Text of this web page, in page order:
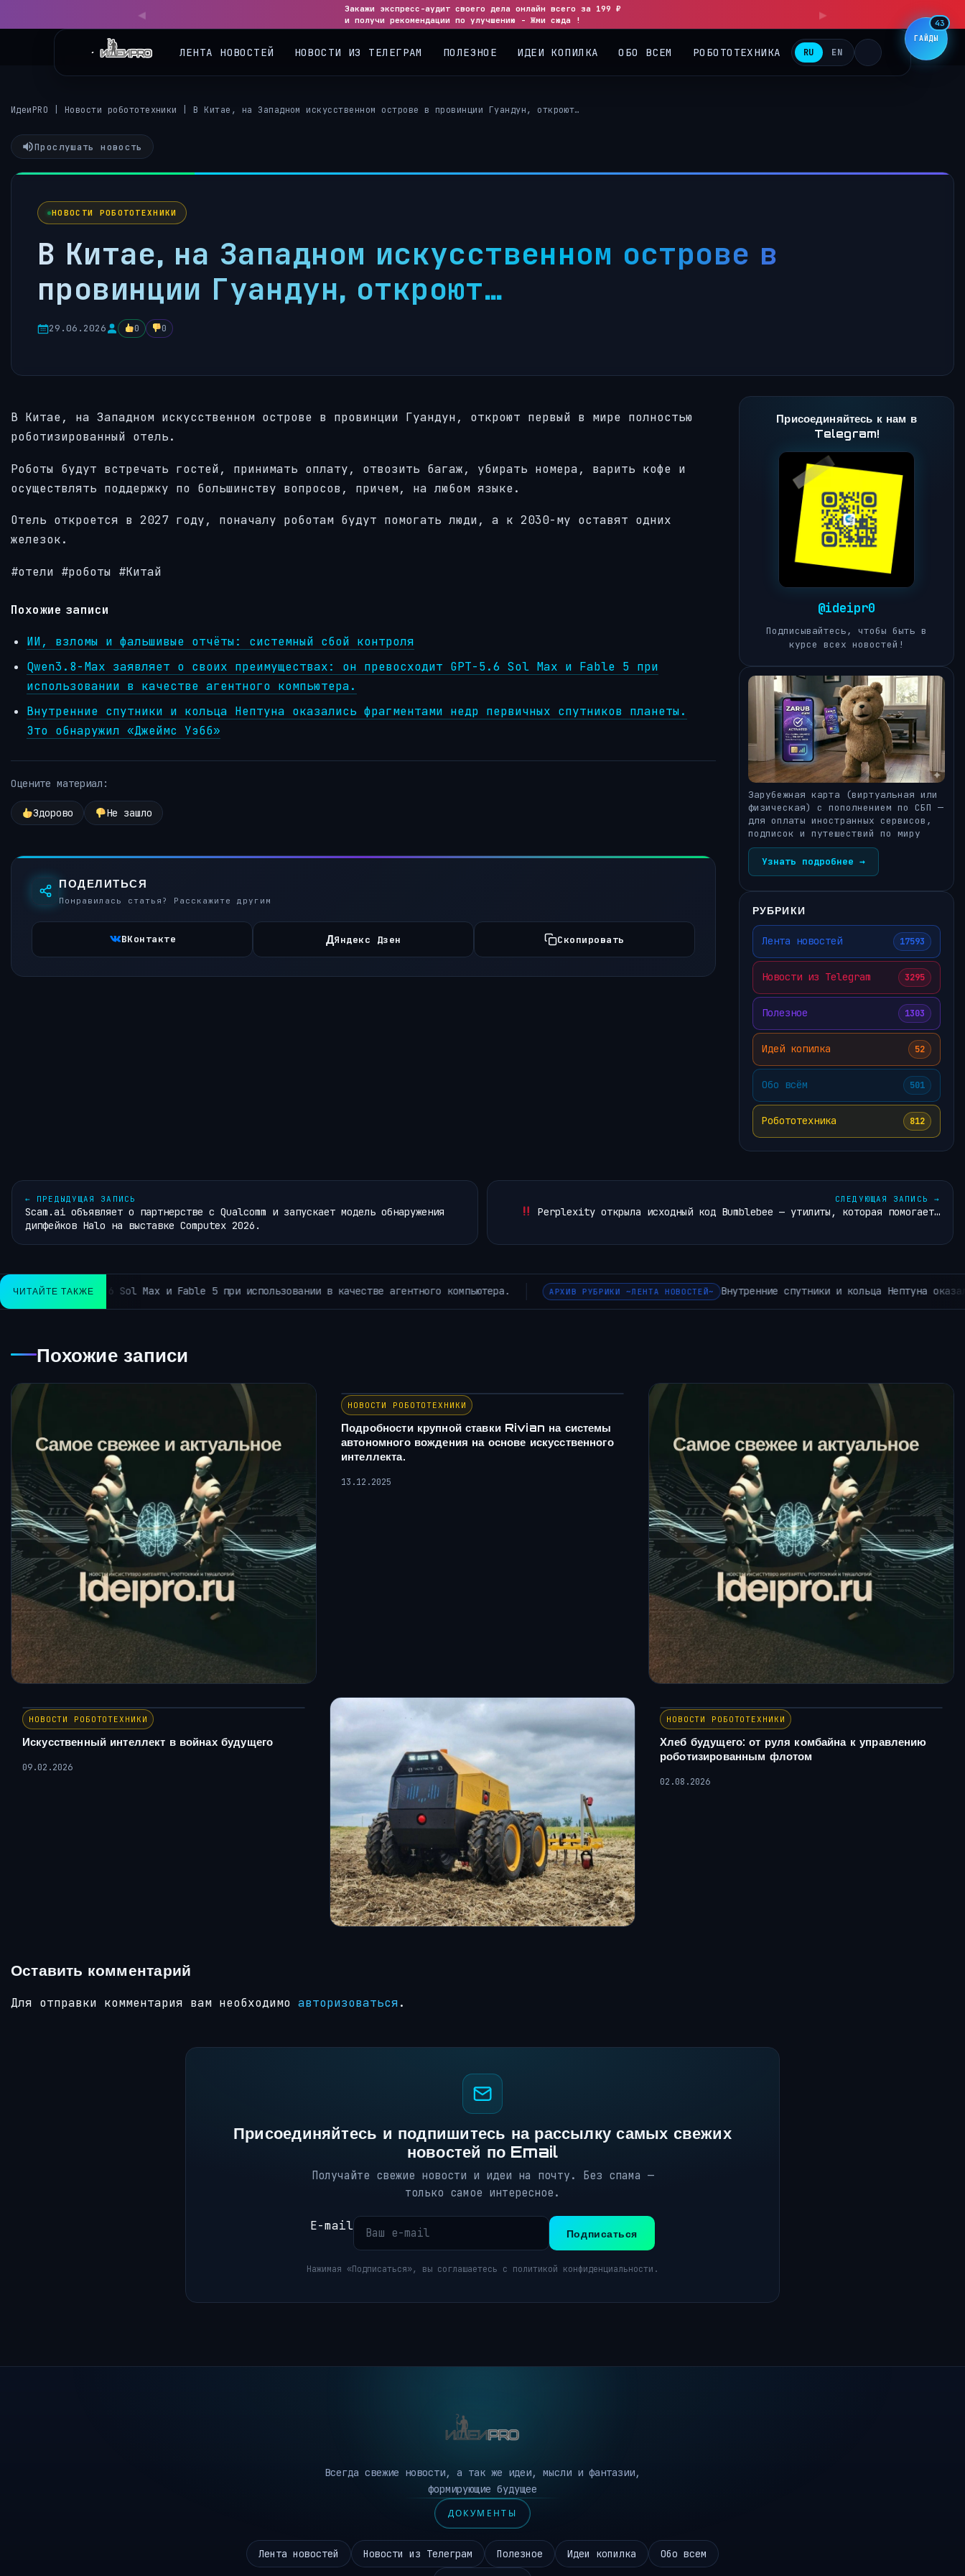
Закажи экспресс-аудит своего дела онлайн всего за 199 ₽
и получи рекомендации по улучшению - Жми сюда !
RU EN
ИдеиPRO Новости робототехники В Китае, на Западном искусственном острове в провинции Гуандун, откроют…
Прослушать новость
НОВОСТИ РОБОТОТЕХНИКИ
В Китае, на Западном искусственном острове в
провинции Гуандун, откроют…
29.06.2026 0 0
В Китае, на Западном искусственном острове в провинции Гуандун, откроют первый в мире полностью
роботизированный отель.
Роботы будут встречать гостей, принимать оплату, отвозить багаж, убирать номера, варить кофе и
осуществлять поддержку по большинству вопросов, причем, на любом языке.
Отель откроется в 2027 году, поначалу роботам будут помогать люди, а к 2030-му оставят одних
железок.
#отели #роботы #Китай
Похожие записи
ИИ, взломы и фальшивые отчёты: системный сбой контроля
Qwen3.8-Max заявляет о своих преимуществах: он превосходит GPT-5.6 Sol Max и Fable 5 при
использовании в качестве агентного компьютера.
Внутренние спутники и кольца Нептуна оказались фрагментами недр первичных спутников планеты.
Это обнаружил «Джеймс Уэбб»
Оцените материал:
Здорово Не зашло
ПОДЕЛИТЬСЯ
Понравилась статья? Расскажите другим
ВКонтакте ДЯндекс Дзен Скопировать
Присоединяйтесь к нам в
Telegram!
@ideipr0
Подписывайтесь, чтобы быть в
курсе всех новостей!
Зарубежная карта (виртуальная или
физическая) с пополнением по СБП —
для оплаты иностранных сервисов,
подписок и путешествий по миру
Узнать подробнее →
РУБРИКИ
Лента новостей 17593
Новости из Telegram 3295
Полезное 1303
Идей копилка 52
Обо всём 501
Робототехника 812
← ПРЕДЫДУЩАЯ ЗАПИСЬ
Scam.ai объявляет о партнерстве с Qualcomm и запускает модель обнаружения
дипфейков Halo на выставке Computex 2026.
СЛЕДУЮЩАЯ ЗАПИСЬ →
Perplexity открыла исходный код Bumblebee — утилиты, которая помогает…
ЧИТАЙТЕ ТАКЖЕв качестве агентного компьютера. АРХИВ РУБРИКИ ~ЛЕНТА НОВОСТЕЙ~ Внутренние спутники и кольца Нептуна оказались фрагментами недр первичных спутников
Похожие записи
НОВОСТИ РОБОТОТЕХНИКИ
Подробности крупной ставки Rivian на системы
автономного вождения на основе искусственного
интеллекта.
13.12.2025
НОВОСТИ РОБОТОТЕХНИКИ
Искусственный интеллект в войнах будущего
09.02.2026
НОВОСТИ РОБОТОТЕХНИКИ
Хлеб будущего: от руля комбайна к управлению
роботизированным флотом
02.08.2026
Оставить комментарий
Для отправки комментария вам необходимо авторизоваться.
Присоединяйтесь и подпишитесь на рассылку самых свежих
новостей по Email
Получайте свежие новости и идеи на почту. Без спама —
только самое интересное.
E-mail Подписаться
Нажимая «Подписаться», вы соглашаетесь с политикой конфиденциальности.
Всегда свежие новости, а так же идеи, мысли и фантазии,
формирующие будущее
ДОКУМЕНТЫ
Лента новостей Новости из Телеграм Полезное Идеи копилка Обо всем
ГАЙДЫ
43